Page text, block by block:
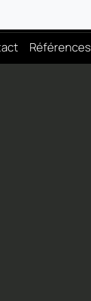
Références